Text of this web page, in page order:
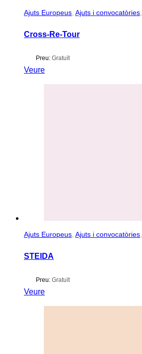
Ajuts Europeus, Ajuts i convocatòries,
Cross-Re-Tour
Preu: Gratuït
Veure
Ajuts Europeus Ajuts i convocatòries
STEIDA
Preu: Gratuït
Veure